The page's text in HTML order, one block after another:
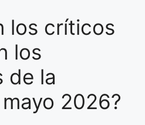
los críticos
los
de la
2026?